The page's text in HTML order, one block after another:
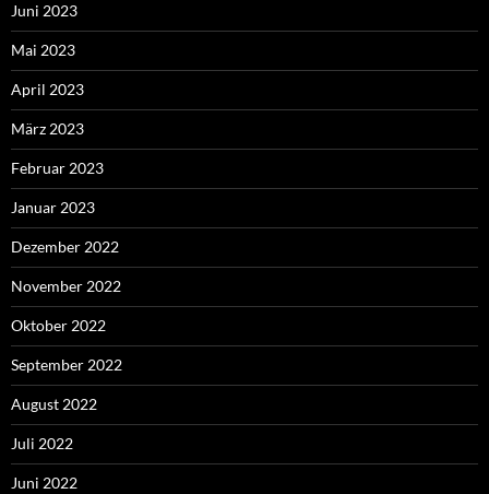
Juni 2023
Mai 2023
April 2023
März 2023
Februar 2023
Januar 2023
Dezember 2022
November 2022
Oktober 2022
September 2022
August 2022
Juli 2022
Juni 2022